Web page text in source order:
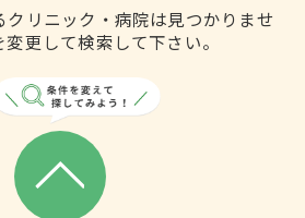
リニック・病院は見つかりませ
更して検索して下さい。